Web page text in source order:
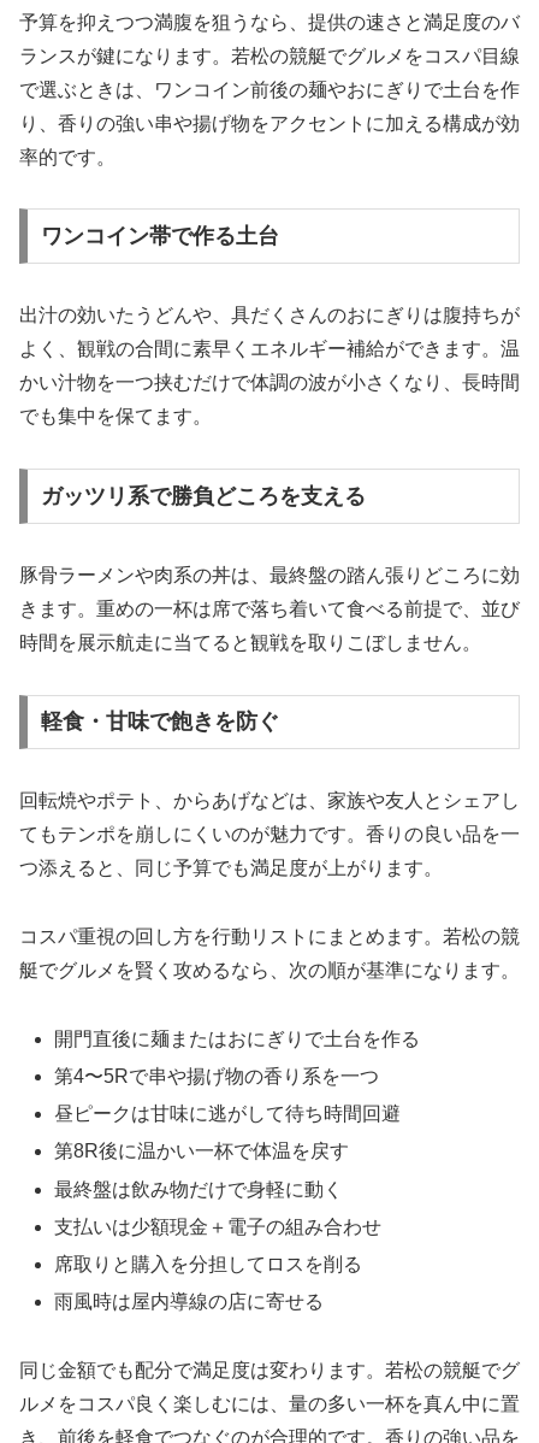
予算を抑えつつ満腹を狙うなら、提供の速さと満足度のバ
ランスが鍵になります。若松の競艇でグルメをコスパ目線
で選ぶときは、ワンコイン前後の麺やおにぎりで土台を作
り、香りの強い串や揚げ物をアクセントに加える構成が効
率的です。
ワンコイン帯で作る土台
出汁の効いたうどんや、具だくさんのおにぎりは腹持ちが
よく、観戦の合間に素早くエネルギー補給ができます。温
かい汁物を一つ挟むだけで体調の波が小さくなり、長時間
でも集中を保てます。
ガッツリ系で勝負どころを支える
豚骨ラーメンや肉系の丼は、最終盤の踏ん張りどころに効
きます。重めの一杯は席で落ち着いて食べる前提で、並び
時間を展示航走に当てると観戦を取りこぼしません。
軽食・甘味で飽きを防ぐ
回転焼やポテト、からあげなどは、家族や友人とシェアし
てもテンポを崩しにくいのが魅力です。香りの良い品を一
つ添えると、同じ予算でも満足度が上がります。
コスパ重視の回し方を行動リストにまとめます。若松の競
艇でグルメを賢く攻めるなら、次の順が基準になります。
開門直後に麺またはおにぎりで土台を作る
第4〜5Rで串や揚げ物の香り系を一つ
昼ピークは甘味に逃がして待ち時間回避
第8R後に温かい一杯で体温を戻す
最終盤は飲み物だけで身軽に動く
支払いは少額現金＋電子の組み合わせ
席取りと購入を分担してロスを削る
雨風時は屋内導線の店に寄せる
同じ金額でも配分で満足度は変わります。若松の競艇でグ
ルメをコスパ良く楽しむには、量の多い一杯を真ん中に置
き、前後を軽食でつなぐのが合理的です。香りの強い品を